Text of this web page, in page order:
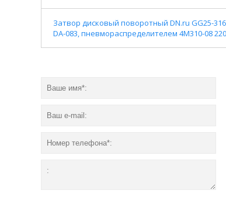
Затвор дисковый поворотный DN.ru GG25-
DA-083, пневмораспределителем 4M310-08